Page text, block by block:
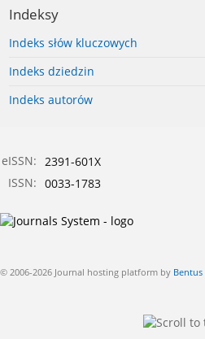
Indeksy
Indeks słów kluczowych
Indeks dziedzin
Indeks autorów
eISSN: 2391-601X
ISSN: 0033-1783
© 2006-2026 Journal hosting platform by Bentus